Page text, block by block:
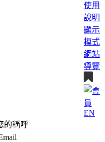
使用
說明
顯示
模式
網站
導覽
EN
的稱呼